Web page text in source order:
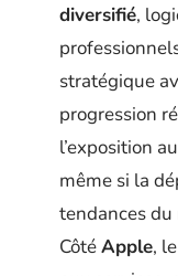
diversifié,
stratégique
progression
l’exposition
même si la
tendances
CôtéApple,